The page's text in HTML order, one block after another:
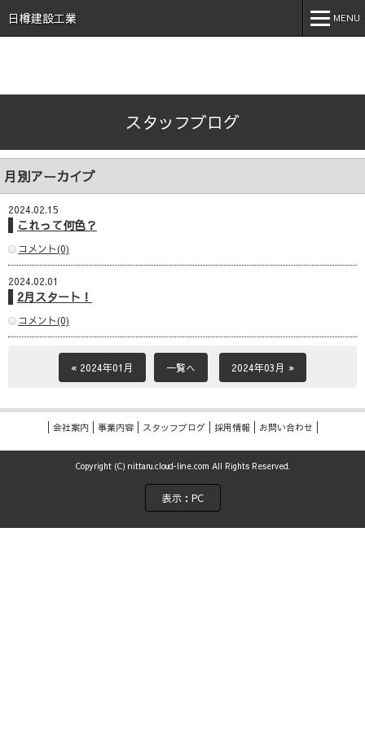
式会社 日樽 建設 土木 建築 新築 戸建 工事 解体 地元 安
心 誠実 コロナ 空気触媒 酸素クラスター オゾン 不活化
日樽建設工業 MENU
事業内容
実績紹介
施工事例
採用情報
スタッフブログ
お問い合わせ
スタッフブログ
月別アーカイブ
2024.02.15
これって何色？
コメント(0)
2024.02.01
2月スタート！
コメント(0)
« 2024年01月 一覧へ 2024年03月 »
会社案内 事業内容 スタッフブログ 採用情報 お問い合わせ
Copyright (C) nittaru.cloud-line.com All Rights Reserved.
表示：PC